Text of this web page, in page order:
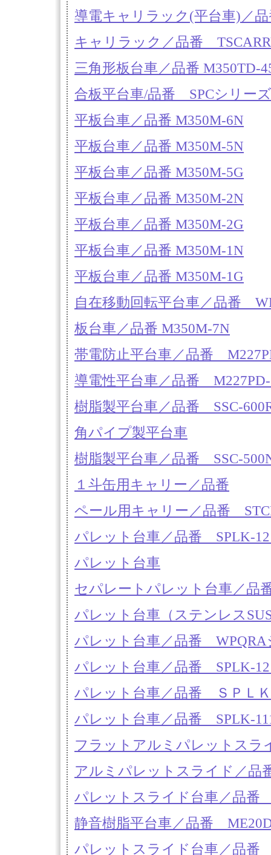
導電キャリラック(平台車)／
キャリラック／品番
三角形板台車／品番 M350TD-
合板平台車/品番 SPCシリーズ
平板台車／品番 M350M-6N
平板台車／品番 M350M-5N
平板台車／品番 M350M-5G
平板台車／品番 M350M-2N
平板台車／品番 M350M-2G
平板台車／品番 M350M-1N
平板台車／品番 M350M-1G
自在移動回転平台車／品番
板台車／品番 M350M-7N
帯電防止平台車／品番
導電性平台車／品番
樹脂製平台車／品番 SSC-
角パイプ製平台車
樹脂製平台車／品番 SSC-
１斗缶用キャリー／品番
ペール用キャリー／品番
パレット台車／品番 SPLK-
パレット台車
セパレートパレット台車／品
パレット台車（ステンレス
パレット台車／品番 WPQRA
パレット台車／品番 SPLK-
パレット台車／品番 ＳＰＬ
パレット台車／品番 SPLK-
フラットアルミパレットス
アルミパレットスライド／
パレットスライド台車／品番
静音樹脂平台車／品番
パレットスライド台車／品番